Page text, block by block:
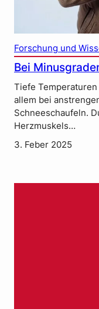
Forschung und
Bei
Tiefe
allem bei
Schneeschaufeln.
Herzmuskels…
3. Feber 2025